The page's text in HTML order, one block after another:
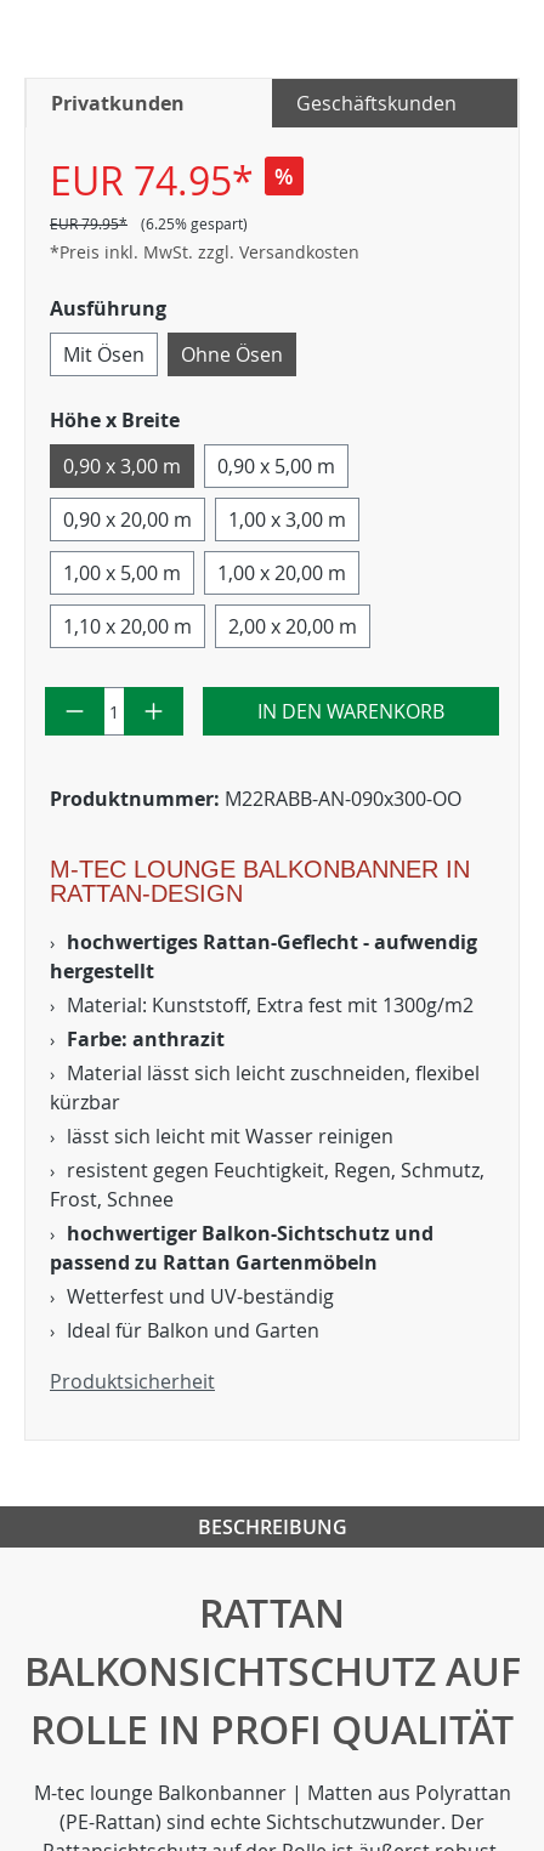
Privatkunden Geschäftskunden
EUR 74.95* %
EUR 79.95* (6.25% gespart)
*Preis inkl. MwSt. zzgl. Versandkosten
Ausführung
Mit Ösen
Ohne Ösen
Höhe x Breite
0,90 x 3,00 m
0,90 x 5,00 m
0,90 x 20,00 m
1,00 x 3,00 m
1,00 x 5,00 m
1,00 x 20,00 m
1,10 x 20,00 m
2,00 x 20,00 m
IN DEN WARENKORB
Produktnummer: M22RABB-AN-090x300-OO
M-TEC LOUNGE BALKONBANNER IN
RATTAN-DESIGN
hochwertiges Rattan-Geflecht - aufwendig
hergestellt
Material: Kunststoff, Extra fest mit 1300g/m2
Farbe: anthrazit
Material lässt sich leicht zuschneiden, flexibel
kürzbar
lässt sich leicht mit Wasser reinigen
resistent gegen Feuchtigkeit, Regen, Schmutz,
Frost, Schnee
hochwertiger Balkon-Sichtschutz und
passend zu Rattan Gartenmöbeln
Wetterfest und UV-beständig
Ideal für Balkon und Garten
Produktsicherheit
BESCHREIBUNG
RATTAN
BALKONSICHTSCHUTZ AUF
ROLLE IN PROFI QUALITÄT
M-tec lounge Balkonbanner | Matten aus Polyrattan
(PE-Rattan) sind echte Sichtschutzwunder. Der